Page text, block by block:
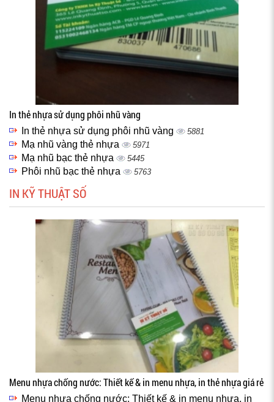
In thẻ nhựa sử dụng phôi nhũ vàng
In thẻ nhựa sử dụng phôi nhũ vàng 5881
Mạ nhũ vàng thẻ nhựa 5971
Mạ nhũ bạc thẻ nhựa 5445
Phôi nhũ bạc thẻ nhựa 5763
IN KỸ THUẬT SỐ
Menu nhựa chống nước: Thiết kế & in menu nhựa, in thẻ nhựa giá rẻ
Menu nhựa chống nước: Thiết kế & in menu nhựa, in